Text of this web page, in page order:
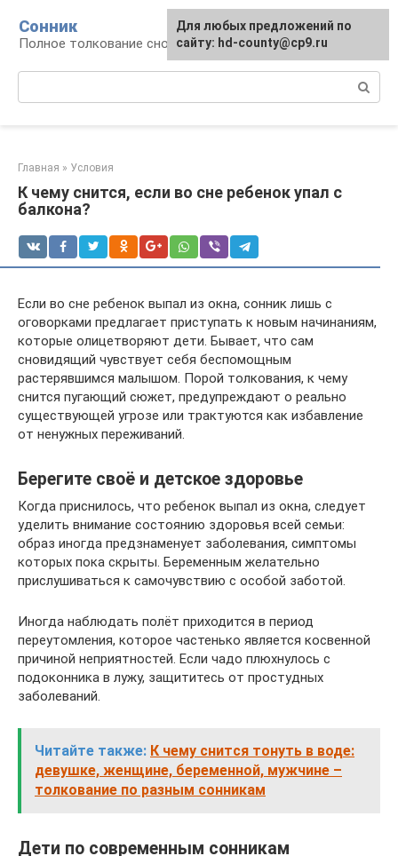
контенту
Сонник
Полное толкование снов
Главная » Условия
К чему снится, если во сне ребенок упал с
балкона?
Если во сне ребенок выпал из окна, сонник лишь с
оговорками предлагает приступать к новым начинаниям,
которые олицетворяют дети. Бывает, что сам
сновидящий чувствует себя беспомощным
растерявшимся малышом. Порой толкования, к чему
снится пугающий сюжет, предупреждают о реально
существующей угрозе или трактуются как избавление
от ненужных переживаний.
Берегите своё и детское здоровье
Когда приснилось, что ребенок выпал из окна, следует
уделить внимание состоянию здоровья всей семьи:
образ иногда предзнаменует заболевания, симптомы
которых пока скрыты. Беременным желательно
прислушиваться к самочувствию с особой заботой.
Иногда наблюдать полёт приходится в период
переутомления, которое частенько является косвенной
причиной неприятностей. Если чадо плюхнулось с
подоконника в лужу, защититесь от простудных
заболеваний.
Читайте также: К чему снится тонуть в воде:
девушке, женщине, беременной, мужчине –
толкование по разным сонникам
Дети по современным сонникам
Для любых предложений по
сайту: hd-county@cp9.ru